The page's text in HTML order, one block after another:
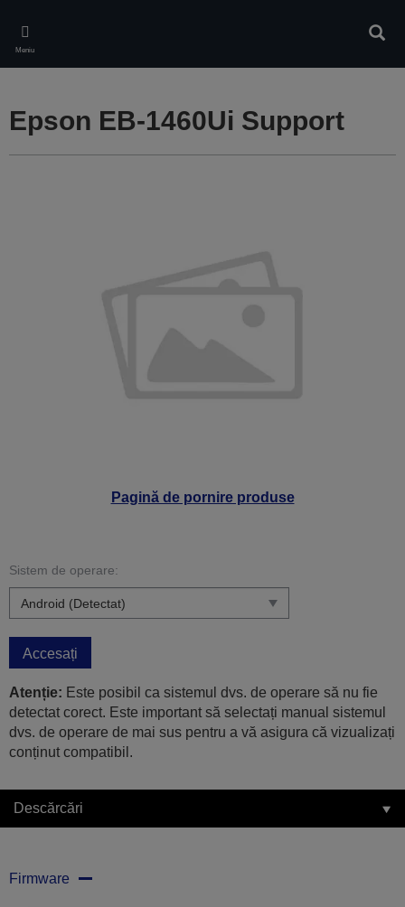
main
content
Meniu
Pagină de pornire produse
Epson EB-1460Ui Support
Sistem de operare:
Accesați
Atenție: Este posibil ca sistemul dvs. de operare să nu fie
detectat corect. Este important să selectați manual sistemul
dvs. de operare de mai sus pentru a vă asigura că vizualizați
conținut compatibil.
Descărcări
Firmware